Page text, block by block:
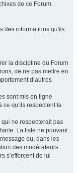
de ce Forum.
des informations qu'ils
la discipline du Forum
de ne pas mettre en
d’autres
sont mis en ligne
ce qu'ils respectent la
ne respecterait pas
La liste ne pouvant
ou, dans les
des modérateurs.
s’efforcent de lui